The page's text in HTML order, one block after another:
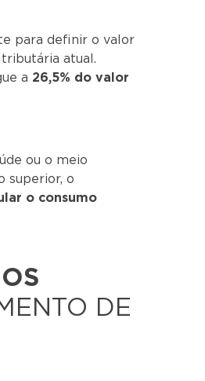
para definir o valor
atual.
a 26,5% do valor
ou o meio
superior, o
o consumo
DE